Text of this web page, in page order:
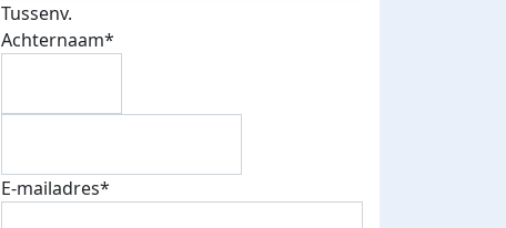
Tussenv.
Achternaam*
E-mailadres*